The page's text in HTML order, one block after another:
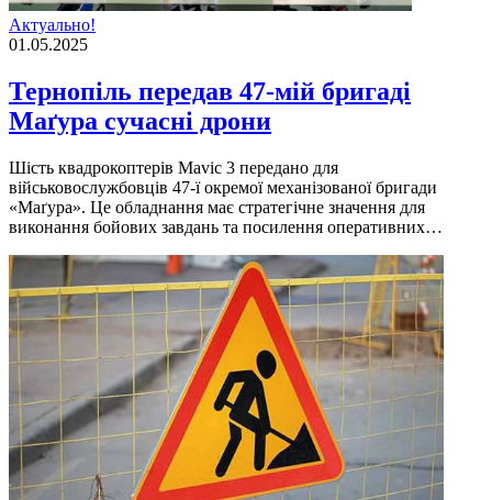
Актуально!
01.05.2025
Тернопіль передав 47-мій бригаді
Маґура сучасні дрони
Шість квадрокоптерів Mavic 3 передано для
військовослужбовців 47-ї окремої механізованої бригади
«Маґура». Це обладнання має стратегічне значення для
виконання бойових завдань та посилення оперативних…